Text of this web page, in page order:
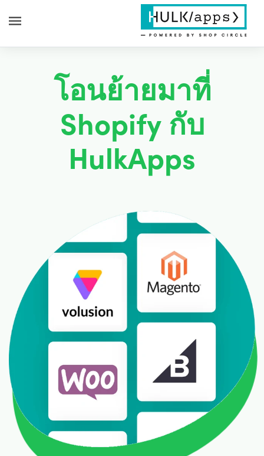
โอนย้ายมาที่
Shopify กับ
HulkApps